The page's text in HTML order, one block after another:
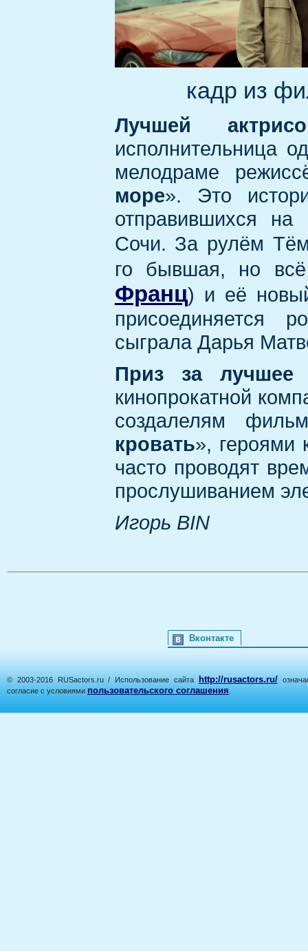
кадр из
Лучшей
исполнительница
мелодраме
море». Это
отправившихся
Сочи. За рулём
го бывшая, но
Франц) и её
присоединяется
сыграла Дарья
Приз за лучшее
кинопрокатной
создалелям
кровать», героями
часто проводят
прослушиванием
Игорь BIN
Вконтакте
© 2003-2016 RUSactors.ru / Использование сайта http://rusactors.ru/
согласие с условиями пользовательского соглашения